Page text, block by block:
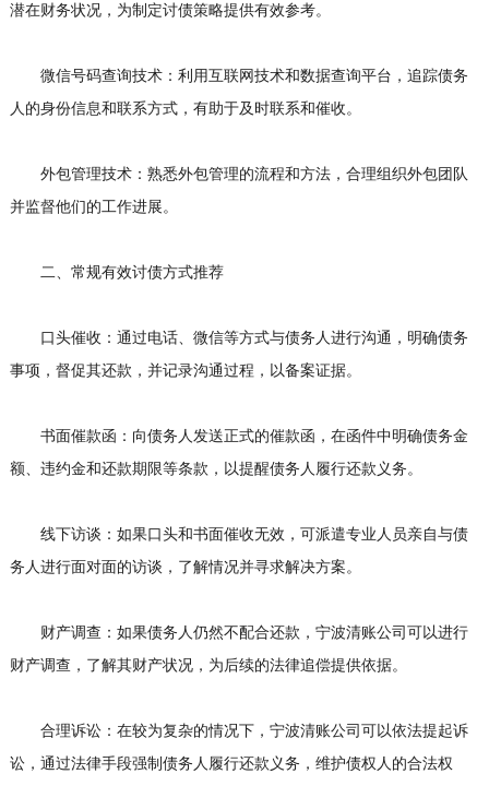
潜在财务状况，为制定讨债策略提供有效参考。
微信号码查询技术：利用互联网技术和数据查询平台，追踪债务
人的身份信息和联系方式，有助于及时联系和催收。
外包管理技术：熟悉外包管理的流程和方法，合理组织外包团队
并监督他们的工作进展。
二、常规有效讨债方式推荐
口头催收：通过电话、微信等方式与债务人进行沟通，明确债务
事项，督促其还款，并记录沟通过程，以备案证据。
书面催款函：向债务人发送正式的催款函，在函件中明确债务金
额、违约金和还款期限等条款，以提醒债务人履行还款义务。
线下访谈：如果口头和书面催收无效，可派遣专业人员亲自与债
务人进行面对面的访谈，了解情况并寻求解决方案。
财产调查：如果债务人仍然不配合还款，宁波清账公司可以进行
财产调查，了解其财产状况，为后续的法律追偿提供依据。
合理诉讼：在较为复杂的情况下，宁波清账公司可以依法提起诉
讼，通过法律手段强制债务人履行还款义务，维护债权人的合法权